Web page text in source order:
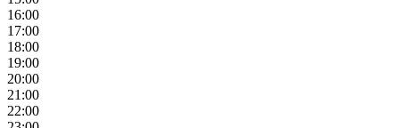
16:00
17:00
18:00
19:00
20:00
21:00
22:00